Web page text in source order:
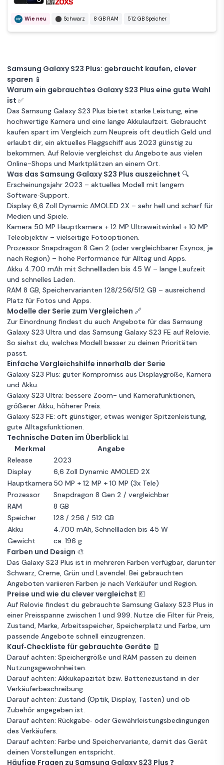
Vertrag
Wie neu Beige 8 GB RAM
512 GB Speicher Garantie 12 Monate
256GB - Kalk -
Ohne Vertrag
999 €
Angebot
256GB Speicher Garantie 12 Monate
Wie neu Schwarz 8 GB RAM 512 GB Speicher
Samsung Galaxy S23 Plus: gebraucht kaufen, clever
sparen 📱
Warum ein gebrauchtes Galaxy S23 Plus eine gute Wahl
ist ✅
Das Samsung Galaxy S23 Plus bietet starke Leistung, eine
hochwertige Kamera und eine lange Akku­laufzeit. Gebraucht
kaufen spart im Vergleich zum Neupreis oft deutlich Geld und
erlaubt dir, ein aktuelles Flaggschiff aus 2023 günstig zu
bekommen. Auf Relovie vergleichst du Angebote aus vielen
Online-Shops und Marktplätzen an einem Ort.
Was das Samsung Galaxy S23 Plus auszeichnet 🔍
Erscheinungsjahr 2023 – aktuelles Modell mit langem
Software‑Support.
Display 6,6 Zoll Dynamic AMOLED 2X – sehr hell und scharf für
Medien und Spiele.
Kamera 50 MP Hauptkamera + 12 MP Ultraweitwinkel + 10 MP
Teleobjektiv – vielseitige Fotooptionen.
Prozessor Snapdragon 8 Gen 2 (oder vergleichbarer Exynos, je
nach Region) – hohe Performance für Alltag und Apps.
Akku 4.700 mAh mit Schnellladen bis 45 W – lange Laufzeit
und schnelles Laden.
RAM 8 GB, Speichervarianten 128/256/512 GB – ausreichend
Platz für Fotos und Apps.
Modelle der Serie zum Vergleichen 🔗
Zur Einordnung findest du auch Angebote für das Samsung
Galaxy S23 Ultra und das Samsung Galaxy S23 FE auf Relovie.
So siehst du, welches Modell besser zu deinen Prioritäten
passt.
Einfache Vergleichshilfe innerhalb der Serie
Galaxy S23 Plus: guter Kompromiss aus Displaygröße, Kamera
und Akku.
Galaxy S23 Ultra: bessere Zoom- und Kamerafunktionen,
größerer Akku, höherer Preis.
Galaxy S23 FE: oft günstiger, etwas weniger Spitzenleistung,
gute Alltagsfunktionen.
Technische Daten im Überblick 📊
Merkmal
Angabe
Release
2023
Display
6,6 Zoll Dynamic AMOLED 2X
Hauptkamera 50 MP + 12 MP + 10 MP (3x Tele)
Prozessor
Snapdragon 8 Gen 2 / vergleichbar
RAM
8 GB
Speicher
128 / 256 / 512 GB
Akku
4.700 mAh, Schnellladen bis 45 W
Gewicht
ca. 196 g
Farben und Design 🎨
Das Galaxy S23 Plus ist in mehreren Farben verfügbar, darunter
Schwarz, Creme, Grün und Lavendel. Bei gebrauchten
Angeboten variieren Farben je nach Verkäufer und Region.
Preise und wie du clever vergleichst 💶
Auf Relovie findest du gebrauchte Samsung Galaxy S23 Plus in
einer Preisspanne zwischen 1 und 999. Nutze die Filter für Preis,
Zustand, Marke, Arbeitsspeicher, Speicherplatz und Farbe, um
passende Angebote schnell einzugrenzen.
Kauf‑Checkliste für gebrauchte Geräte 🧾
Darauf achten: Speichergröße und RAM passen zu deinen
Nutzungsgewohnheiten.
Darauf achten: Akkukapazität bzw. Batteriezustand in der
Verkäuferbeschreibung.
Darauf achten: Zustand (Optik, Display, Tasten) und ob
Zubehör angegeben ist.
Darauf achten: Rückgabe‑ oder Gewährleistungsbedingungen
des Verkäufers.
Darauf achten: Farbe und Speichervariante, damit das Gerät
deinen Vorstellungen entspricht.
Häufige Fragen zu Samsung Galaxy S23 Plus ❓